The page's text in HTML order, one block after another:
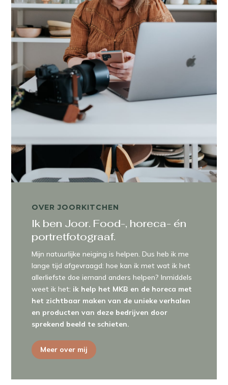
OVER JOORKITCHEN
Ik ben Joor. Food-, horeca- én
portretfotograaf.
Mijn natuurlijke neiging is helpen. Dus heb ik me
lange tijd afgevraagd: hoe kan ik met wat ik het
allerliefste doe iemand anders helpen? Inmiddels
weet ik het: ik help het MKB en de horeca met
het zichtbaar maken van de unieke verhalen
en producten van deze bedrijven door
sprekend beeld te schieten.
Meer over mij